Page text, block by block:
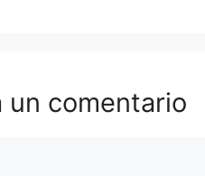
un comentario